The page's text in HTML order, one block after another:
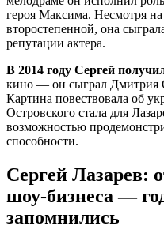
героя Максима. Несмотря на
второстепенной, она
репутации актера.
В 2014 году Сергей
кино — он сыграл Дмитрия
Картина повествовала об
Островского стала для
возможностью
способности.
Сергей Лазарев:
шоу-бизнеса —
запомнились